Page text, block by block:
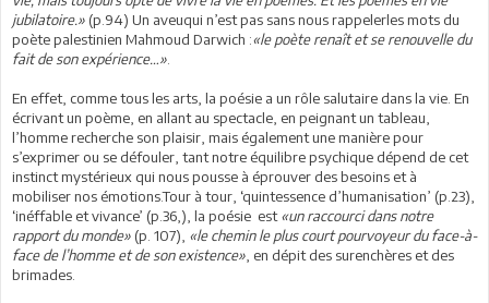
jubilatoire.» (p.94) Un aveuqui n’est pas sans nous rappelerles mots du
poète palestinien Mahmoud Darwich :«le poète renaît et se renouvelle du
fait de son expérience…»
En effet, comme tous les arts, la poésie a un rôle salutaire dans la vie. En
écrivant un poème, en allant au spectacle, en peignant un tableau,
l’homme recherche son plaisir, mais également une manière pour
s’exprimer ou se défouler, tant notre équilibre psychique dépend de cet
instinct mystérieux qui nous pousse à éprouver des besoins et à
mobiliser nos émotions.Tour à tour, ‘quintessence d’humanisation’ (p.23),
‘inéffable et vivance’ (p.36,), la poésie est«un raccourci dans notre
rapport du monde» (p. 107), «le chemin le plus court pourvoyeur du face-à-
face de l’homme et de son existence» , en dépit des surenchères et des
brimades.